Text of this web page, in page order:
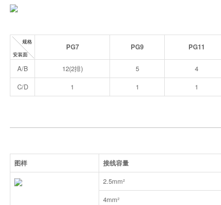
PG7 PG9 PG11
A/B 12(2排) 5
4
C/D
1 1 1
图样
接线容量
2.5mm²
4mm²